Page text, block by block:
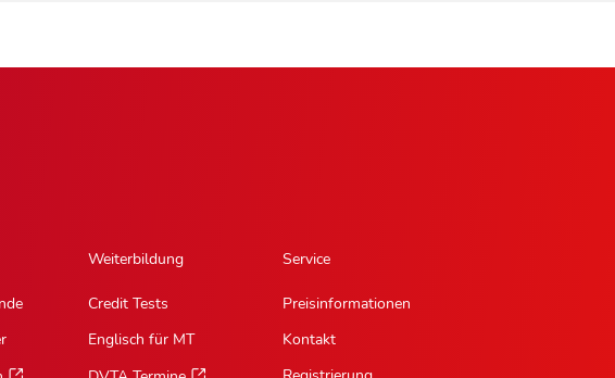
Weiterbildung
Credit Tests
Englisch für MT
Service
Preisinformationen
Kontakt